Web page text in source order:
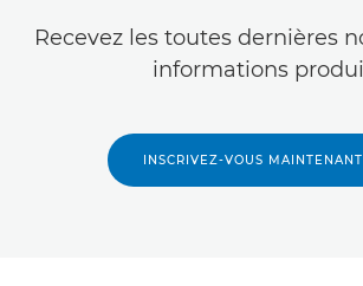
Recevez les toutes dernières
informations
INSCRIVEZ-VOUS MAINTENANT